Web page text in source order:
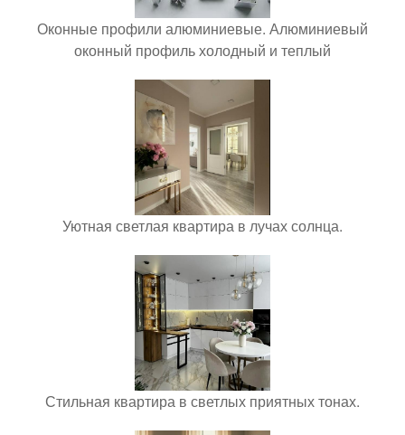
Оконные профили алюминиевые. Алюминиевый
оконный профиль холодный и теплый
Уютная светлая квартира в лучах солнца.
Стильная квартира в светлых приятных тонах.